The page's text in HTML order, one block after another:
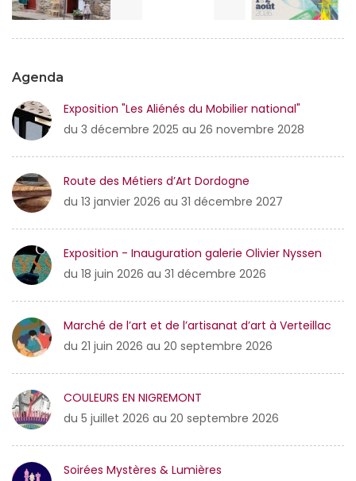
Agenda
Exposition "Les Aliénés du Mobilier national"
du 3 décembre 2025 au 26 novembre 2028
Route des Métiers d’Art Dordogne
du 13 janvier 2026 au 31 décembre 2027
Exposition - Inauguration galerie Olivier Nyssen
du 18 juin 2026 au 31 décembre 2026
Marché de l’art et de l’artisanat d’art à Verteillac
du 21 juin 2026 au 20 septembre 2026
COULEURS EN NIGREMONT
du 5 juillet 2026 au 20 septembre 2026
Soirées Mystères & Lumières